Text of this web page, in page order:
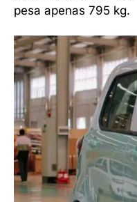
pesa apenas 795 kg.